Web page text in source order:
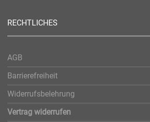
RECHTLICHES
AGB
Barrierefreiheit
Widerrufsbelehrung
Vertrag widerrufen